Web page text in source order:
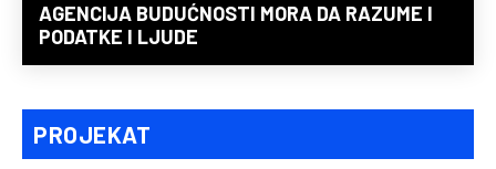
AGENCIJA BUDUĆNOSTI MORA DA RAZUME I
PODATKE I LJUDE
PROJEKAT